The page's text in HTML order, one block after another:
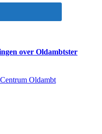
over Oldambtster
Oldambt